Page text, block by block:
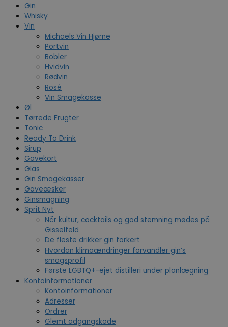
Gin
Whisky
Vin
Michaels Vin Hjørne
Portvin
Bobler
Hvidvin
Rødvin
Rosé
Vin Smagekasse
Øl
Tørrede Frugter
Tonic
Ready To Drink
Sirup
Gavekort
Glas
Gin Smagekasser
Gaveæsker
Ginsmagning
Sprit Nyt
Når kultur, cocktails og god stemning mødes på
Gisselfeld
De fleste drikker gin forkert
Hvordan klimaændringer forvandler gin’s
smagsprofil
Første LGBTQ+-ejet distilleri under planlægning
Kontoinformationer
Kontoinformationer
Adresser
Ordrer
Glemt adgangskode